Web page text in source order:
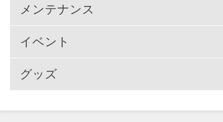
メンテナンス
イベント
グッズ